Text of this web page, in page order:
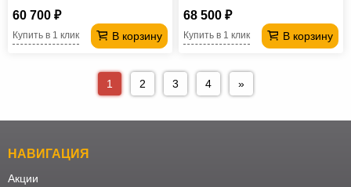
60 700 ₽
В корзину
Купить в 1 клик
68 500 ₽
В корзину
Купить в 1 клик
1 2 3 4 »
НАВИГАЦИЯ
Акции